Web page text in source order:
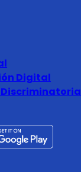
Digital
Discriminatoria